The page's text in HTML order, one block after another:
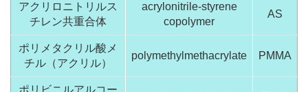
アクリロニトリルス
チレン共重合体
acrylonitrile-styrene
copolymer
AS
ポリメタクリル酸メ
チル（アクリル）
polymethylmethacrylate PMMA